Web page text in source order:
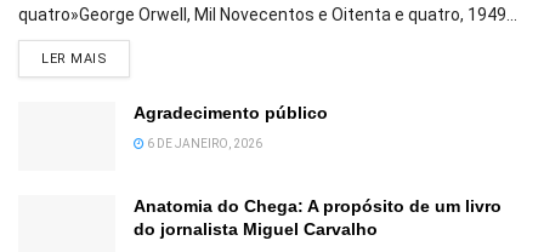
quatro»George Orwell, Mil Novecentos e Oitenta e quatro, 1949...
LER MAIS
Agradecimento público
6 DE JANEIRO, 2026
Anatomia do Chega: A propósito de um livro
do jornalista Miguel Carvalho